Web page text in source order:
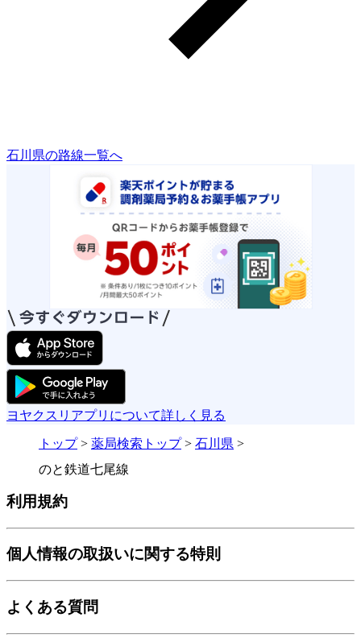
石川県の路線一覧へ
ヨヤクスリアプリについて詳しく見る
トップ> 薬局検索トップ> 石川県 >
のと鉄道七尾線
利用規約
個人情報の取扱いに関する特則
よくある質問